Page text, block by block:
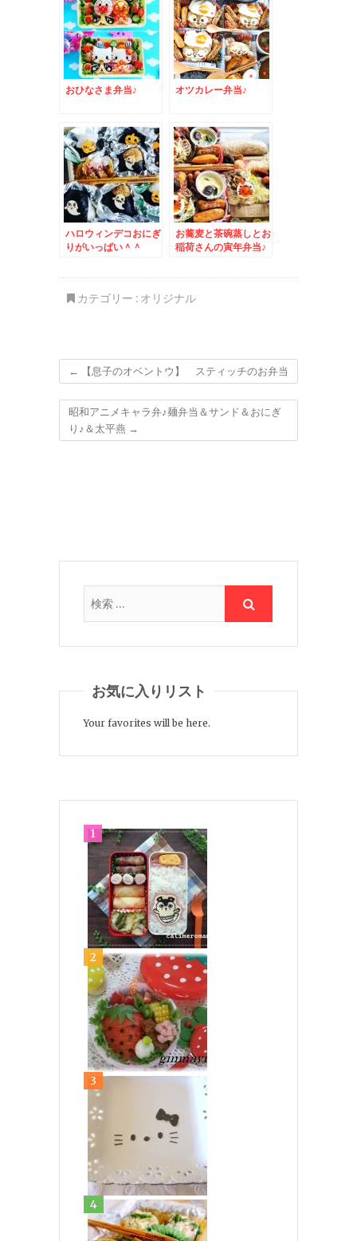
おひなさま弁当♪ オツカレー弁当♪
ハロウィンデコおにぎ
りがいっぱい＾＾
お蕎麦と茶碗蒸しとお
稲荷さんの寅年弁当♪
カテゴリー : オリジナル
← 【息子のオベントウ】 スティッチのお弁当
昭和アニメキャラ弁♪麺弁当＆サンド＆おにぎ
り♪＆太平燕 →
お気に入りリスト
Your favorites will be here.